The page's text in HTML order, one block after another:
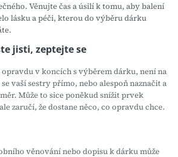
Věnujte čas a úsilí k tomu, aby balení
lásku a péči, kterou do výběru dárku
jisti, zeptejte se
opravdu v koncích s výběrem dárku, není na
vaší sestry přímo, nebo alespoň naznačit a
Může to sice poněkud snížit prvek
zaručí, že dostane něco, co opravdu chce.
věnování nebo dopisu k dárku může